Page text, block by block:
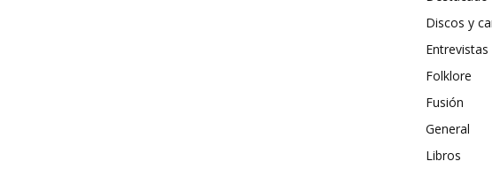
Discos y
Entrevistas
Folklore
Fusión
General
Libros